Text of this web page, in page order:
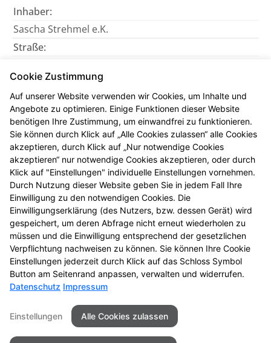
Inhaber:
Sascha Strehmel e.K.
Straße:
PLZ/Ort:
38440 Wolfsburg
Telefon:
+49 (5361) 8906840
Fax:
+49 (5361) 8906845
E-Mail:
info@apothekeamklinikum-klieversberg.de
Öffnungszeiten
Mo - Fr: 08:00-18:30
Seitenübersicht Kontakt
Impressum
Datenschutz
Barrierefreiheit
Cookie Zustimmung
Auf unserer Website verwenden wir Cookies, um Inhalte und
Angebote zu optimieren. Einige Funktionen dieser Website
benötigen Ihre Zustimmung, um einwandfrei zu funktionieren.
Sie können durch Klick auf „Alle Cookies zulassen“ alle Cookies
akzeptieren, durch Klick auf „Nur notwendige Cookies
akzeptieren“ nur notwendige Cookies akzeptieren, oder durch
Klick auf "Einstellungen" individuelle Einstellungen vornehmen.
Durch Nutzung dieser Website geben Sie in jedem Fall Ihre
Einwilligung zu den notwendigen Cookies. Die
Einwilligungserklärung (des Nutzers, bzw. dessen Gerät) wird
gespeichert, um deren Abfrage nicht erneut wiederholen zu
müssen und die Einwilligung entsprechend der gesetzlichen
Verpflichtung nachweisen zu können. Sie können Ihre Cookie
Einstellungen jederzeit durch Klick auf das Schloss Symbol
Button am Seitenrand anpassen, verwalten und widerrufen.
Datenschutz Impressum
Einstellungen Alle Cookies zulassen